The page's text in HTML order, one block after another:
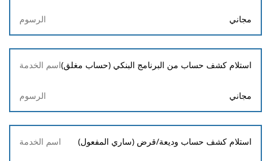
مجاني
استلام كشف حساب من البرنامج البنكي (حساب مغلق)
مجاني
استلام كشف حساب وديعة/قرض (ساري المفعول)